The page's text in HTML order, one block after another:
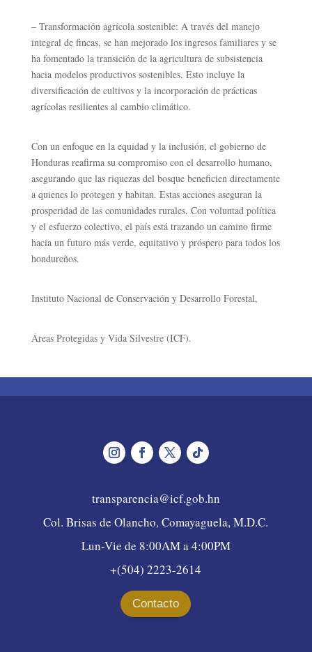
–Transformación agrícola sostenible: A través del manejo
integral de fincas, se han mejorado los ingresos familiares y se
ha fomentado la transición de la agricultura de subsistencia
hacia modelos productivos sostenibles. Esto incluye la
diversificación de cultivos y la incorporación de prácticas
agrícolas resilientes al cambio climático.
Con un enfoque en la equidad y la inclusión, el gobierno de
Honduras reafirma su compromiso con el desarrollo humano,
asegurando que las riquezas del bosque beneficien directamente
a quienes lo protegen y habitan. Estas acciones aseguran la
prosperidad de las comunidades rurales. Con voluntad política
y el esfuerzo colectivo, el país está trazando un camino firme
hacia un futuro más verde, equitativo y próspero para todos los
hondureños.
Instituto Nacional de Conservación y Desarrollo Forestal,
Áreas Protegidas y Vida Silvestre (ICF).
transparencia@icf.gob.hn
Col. Brisas de Olancho, Comayaguela, M.D.C.
Lun-Vie de 8:00AM a 4:00PM
+(504) 2223-2614
Contacto